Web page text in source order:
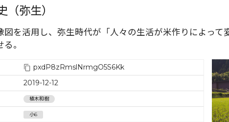
（弥生）
図を活用し、弥生時代が「人々の生活が米作りによって
。
pxdP8zRmslNrmgO5S6Kk
2019-12-12
植木和樹
小6